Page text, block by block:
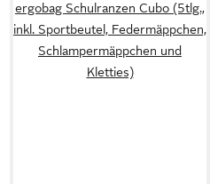
ergobag Schulranzen Cubo (5tlg.,
inkl. Sportbeutel, Federmäppchen,
Schlampermäppchen und
Kletties)